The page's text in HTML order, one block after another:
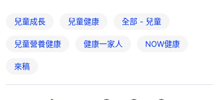
兒童成長 兒童健康 全部 - 兒童
兒童營養健康 健康一家人 NOW健康
來稿